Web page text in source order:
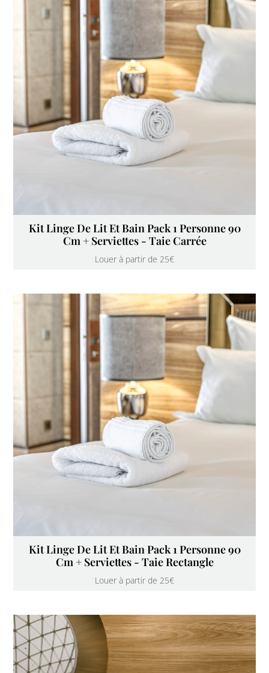
Kit Linge De Lit Et Bain Pack 1 Personne 90
Cm + Serviettes - Taie Carrée
Louer à partir de 25€
Kit Linge De Lit Et Bain Pack 1 Personne 90
Cm + Serviettes - Taie Rectangle
Louer à partir de 25€